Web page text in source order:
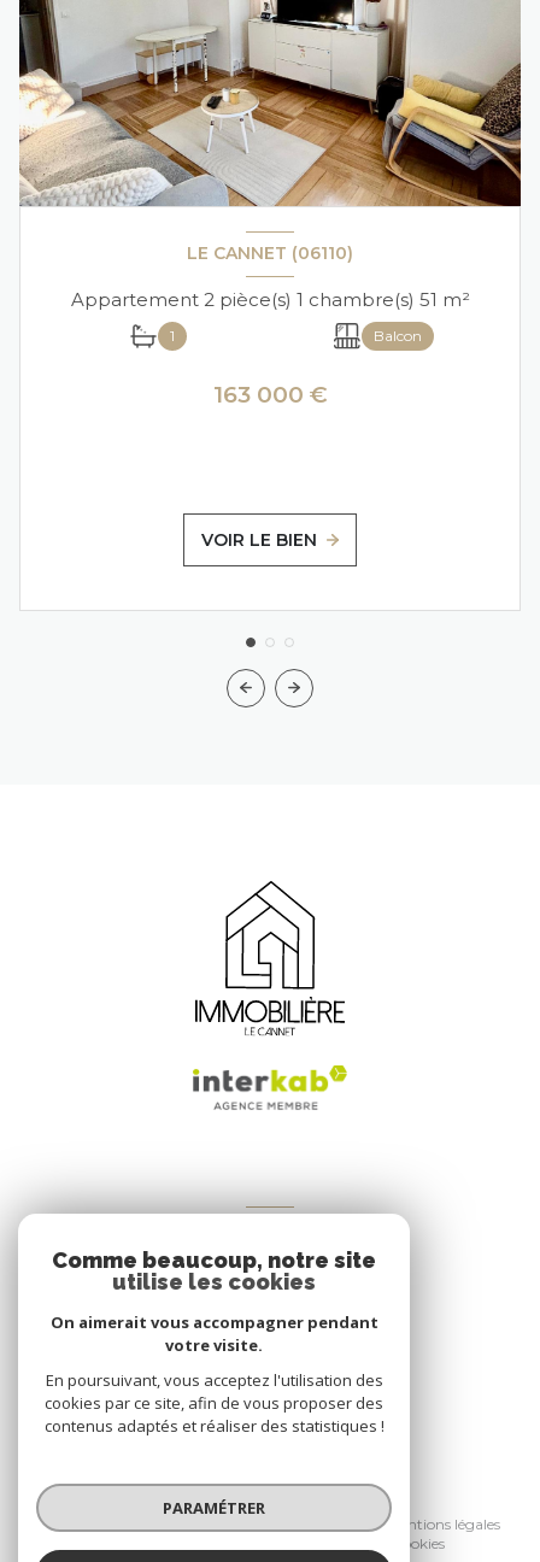
LE CANNET (06110)
Appartement 2 pièce(s) 1 chambre(s) 51 m²
1 Balcon
163 000 €
VOIR LE BIEN
Espace propriétaire
Mentions légales
Cookies
Comme beaucoup, notre site
utilise les cookies
On aimerait vous accompagner pendant
votre visite.
En poursuivant, vous acceptez l'utilisation des
cookies par ce site, afin de vous proposer des
contenus adaptés et réaliser des statistiques !
PARAMÉTRER